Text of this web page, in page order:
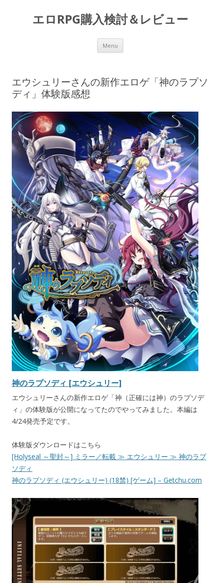
エロRPG購入検討＆レビュー
Menu Skip to content
エウシュリーさんの新作エロゲ「神のラプソ
ディ」体験版感想
神のラプソディ [エウシュリー]
エウシュリーさんの新作エロゲ「神（正確には神）のラプソデ
ィ」の体験版が公開になってたのでやってみました。本編は
4/24発売予定です。
体験版ダウンロードはこちら
[Holyseal ～聖封～] ミラー／転載 ≫ エウシュリー ≫ 神のラプ
ソディ
神のラプソディ (エウシュリー) (18禁) [ゲーム] – Getchu.com